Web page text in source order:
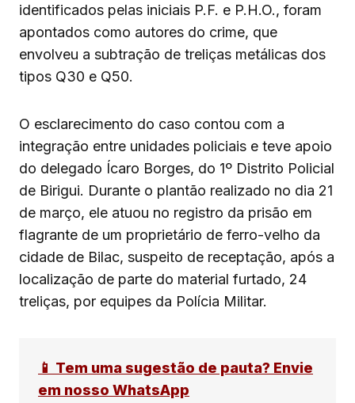
identificados pelas iniciais P.F. e P.H.O., foram
apontados como autores do crime, que
envolveu a subtração de treliças metálicas dos
tipos Q30 e Q50.
O esclarecimento do caso contou com a
integração entre unidades policiais e teve apoio
do delegado Ícaro Borges, do 1º Distrito Policial
de Birigui. Durante o plantão realizado no dia 21
de março, ele atuou no registro da prisão em
flagrante de um proprietário de ferro-velho da
cidade de Bilac, suspeito de receptação, após a
localização de parte do material furtado, 24
treliças, por equipes da Polícia Militar.
📱 Tem uma sugestão de pauta? Envie
em nosso WhatsApp